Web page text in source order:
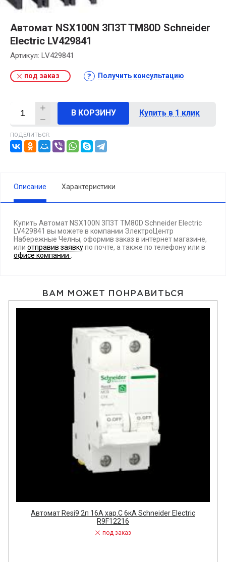
Автомат NSX100N 3П3T TM80D Schneider
Electric LV429841
Артикул: LV429841
под заказ Получить консультацию
В КОРЗИНУ Купить в 1 клик
ПОДЕЛИТЬСЯ:
Описание Характеристики
Купить Автомат NSX100N 3П3T TM80D Schneider Electric
LV429841 вы можете в компании ЭлектроЦентр
Набережные Челны, оформив заказ в интернет магазине,
или отправив заявкупо почте, а также по телефонуили в
офисе компании
ВАМ МОЖЕТ ПОНРАВИТЬСЯ
Автомат Resi9 2п 16А хар.С 6кA Schneider Electric
R9F12216
под заказ